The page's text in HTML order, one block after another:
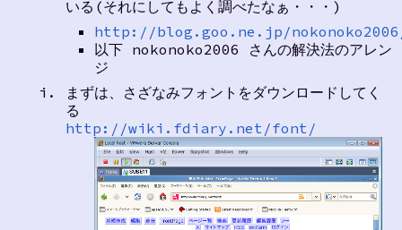
いる(それにしてもよく調べたなぁ・・・)
http://blog.goo.ne.jp/nokonoko2006/
以下 nokonoko2006 さんの解決法のアレン
ジ
まずは、さざなみフォントをダウンロードしてく
る
http://wiki.fdiary.net/font/